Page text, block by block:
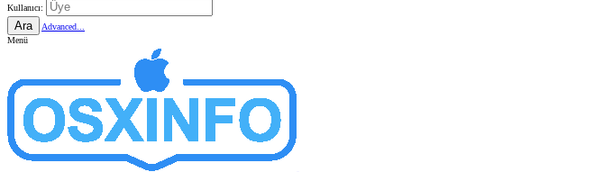
Kullanıcı:
Ara
Advanced...
Menü